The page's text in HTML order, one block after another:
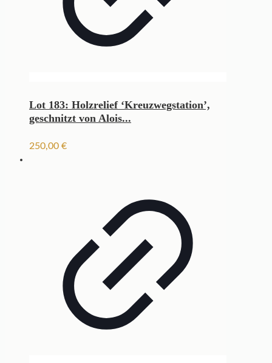
Lot 183: Holzrelief ‘Kreuzwegstation’,
geschnitzt von Alois...
250,00 €